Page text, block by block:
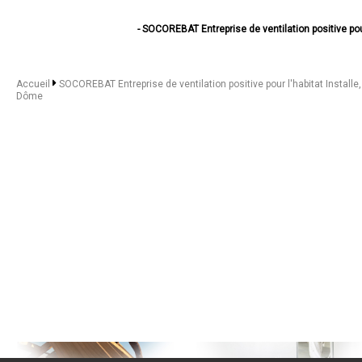
- SOCOREBAT Entreprise de ventilation positive
- SOCOREBAT Entreprise de ventilation
- SOCOREBAT Entreprise de ventilation
Accueil
SOCOREBAT Entreprise de ventilation positive pour l'habitat
Dôme